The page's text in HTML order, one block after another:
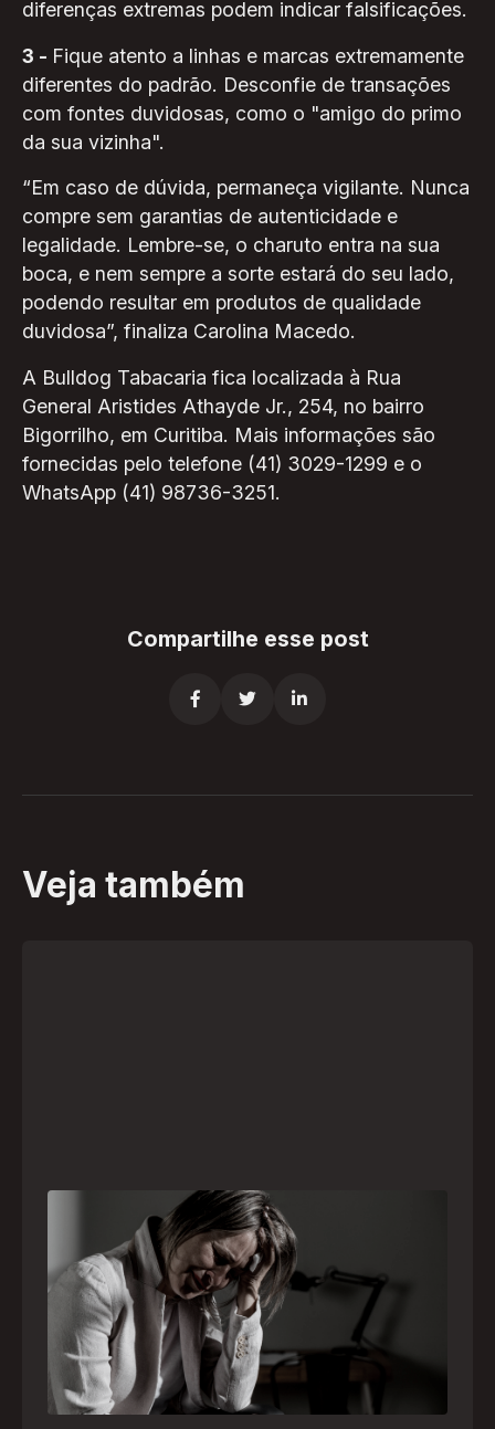
diferenças extremas podem indicar falsificações.
3 - Fique atento a linhas e marcas extremamente
diferentes do padrão. Desconfie de transações
com fontes duvidosas, como o "amigo do primo
da sua vizinha".
“Em caso de dúvida, permaneça vigilante. Nunca
compre sem garantias de autenticidade e
legalidade. Lembre-se, o charuto entra na sua
boca, e nem sempre a sorte estará do seu lado,
podendo resultar em produtos de qualidade
duvidosa”, finaliza Carolina Macedo.
A Bulldog Tabacaria fica localizada à Rua
General Aristides Athayde Jr., 254, no bairro
Bigorrilho, em Curitiba. Mais informações são
fornecidas pelo telefone (41) 3029-1299 e o
WhatsApp (41) 98736-3251.
Compartilhe esse post
  
Veja também
Crise psiquiátrica é urgência médica: saiba
como o SAMU atua nesses casos
Surtos, tentativas de suicídio e episódios de
agitação intensa são considerados urgências
médicas e devem receber atendimento
especializado pelo telefone 192
21 julho, 2026